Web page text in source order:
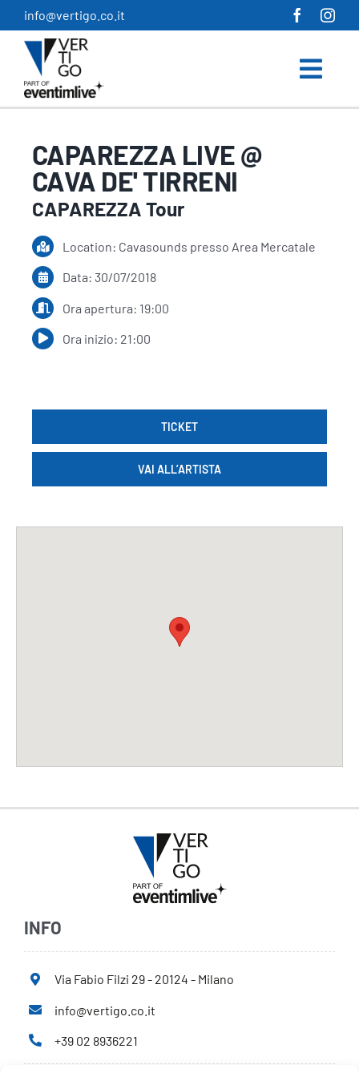
Salta
al
contenuto
info@vertigo.co.it
CAPAREZZA LIVE @
CAVA DE' TIRRENI
CAPAREZZA Tour
Location: Cavasounds presso Area Mercatale
Data: 30/07/2018
Ora apertura: 19:00
Ora inizio: 21:00
TICKET
VAI ALL’ARTISTA
INFO
Via Fabio Filzi 29 - 20124 - Milano
info@vertigo.co.it
+39 02 8936221